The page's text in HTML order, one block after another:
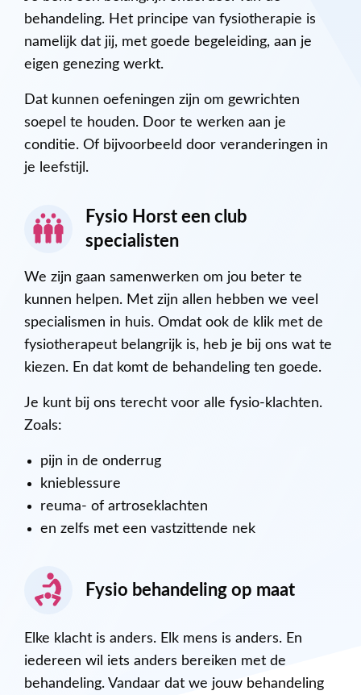
behandeling. Het principe van fysiotherapie is
namelijk dat jij, met goede begeleiding, aan je
eigen genezing werkt.
Dat kunnen oefeningen zijn om gewrichten
soepel te houden. Door te werken aan je
conditie. Of bijvoorbeeld door veranderingen in
je leefstijl.
Fysio Horst een club
specialisten
We zijn gaan samenwerken om jou beter te
kunnen helpen. Met zijn allen hebben we veel
specialismen in huis. Omdat ook de klik met de
fysiotherapeut belangrijk is, heb je bij ons wat te
kiezen. En dat komt de behandeling ten goede.
Je kunt bij ons terecht voor alle fysio-klachten.
Zoals:
pijn in de onderrug
knieblessure
reuma- of artroseklachten
en zelfs met een vastzittende nek
Fysio behandeling op maat
Elke klacht is anders. Elk mens is anders. En
iedereen wil iets anders bereiken met de
behandeling. Vandaar dat we jouw behandeling